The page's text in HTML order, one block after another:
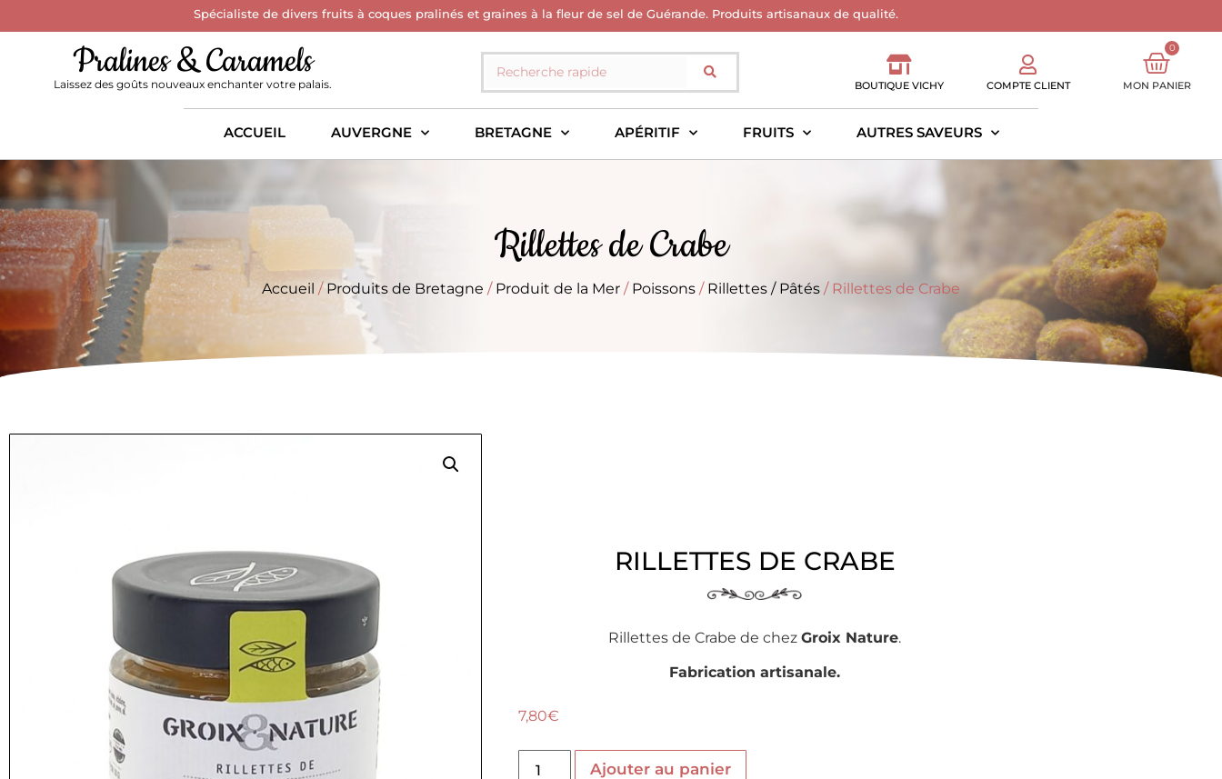
Spécialiste de divers fruits à coques pralinés et graines à la fleur de sel de Guérande. Produits artisanaux de qualité.
Pralines & Caramels
Laissez des goûts nouveaux enchanter votre palais. BOUTIQUE VICHY COMPTE CLIENT
0
MON PANIER
ACCUEIL AUVERGNE BRETAGNE APÉRITIF FRUITS AUTRES SAVEURS
Rillettes de Crabe
Accueil / Produits de Bretagne / Produit de la Mer / Poissons / Rillettes / Pâtés / Rillettes de Crabe
RILLETTES DE CRABE
Rillettes de Crabe de chez Groix Nature.
Fabrication artisanale.
7,80€
Ajouter au panier